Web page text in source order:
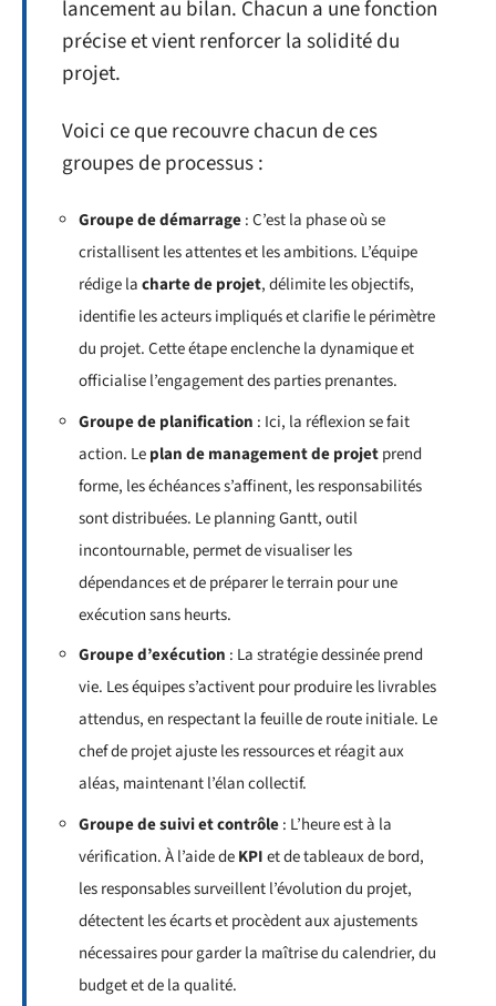
lancement au bilan. Chacun a une fonction
précise et vient renforcer la solidité du
projet.
Voici ce que recouvre chacun de ces
groupes de processus :
Groupe de démarrage: C’est la phase où se
cristallisent les attentes et les ambitions. L’équipe
rédige lacharte de projet, délimite les objectifs,
identifie les acteurs impliqués et clarifie le périmètre
du projet. Cette étape enclenche la dynamique et
officialise l’engagement des parties prenantes.
Groupe de planification : Ici, la réflexion se fait
action. Leplan de management de projetprend
forme, les échéances s’affinent, les responsabilités
sont distribuées. Le planning Gantt, outil
incontournable, permet de visualiser les
dépendances et de préparer le terrain pour une
exécution sans heurts.
Groupe d’exécution : La stratégie dessinée prend
vie. Les équipes s’activent pour produire les livrables
attendus, en respectant la feuille de route initiale. Le
chef de projet ajuste les ressources et réagit aux
aléas, maintenant l’élan collectif.
Groupe de suivi et contrôle: L’heure est à la
vérification. À l’aide deKPIet de tableaux de bord,
les responsables surveillent l’évolution du projet,
détectent les écarts et procèdent aux ajustements
nécessaires pour garder la maîtrise du calendrier, du
budget et de la qualité.